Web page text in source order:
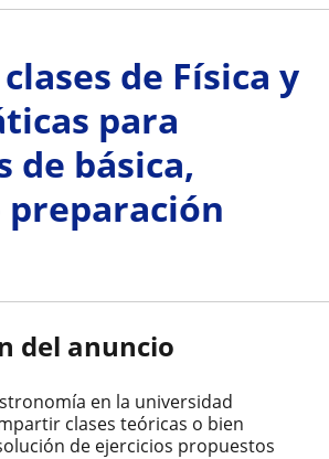
de Física y
para
de básica,
preparación
del anuncio
en la universidad
clases teóricas o bien
de ejercicios propuestos